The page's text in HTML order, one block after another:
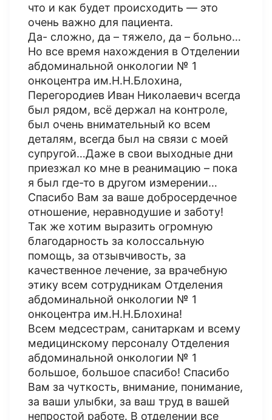
что и как будет происходить — это
очень важно для пациента.
Да- сложно, да – тяжело, да – больно…
Но все время нахождения в Отделении
абдоминальной онкологии № 1
онкоцентра им.Н.Н.Блохина,
Перегородиев Иван Николаевич всегда
был рядом, всё держал на контроле,
был очень внимательный ко всем
деталям, всегда был на связи с моей
супругой…Даже в свои выходные дни
приезжал ко мне в реанимацию – пока
я был где-то в другом измерении…
Спасибо Вам за ваше добросердечное
отношение, неравнодушие и заботу!
Так же хотим выразить огромную
благодарность за колоссальную
помощь, за отзывчивость, за
качественное лечение, за врачебную
этику всем сотрудникам Отделения
абдоминальной онкологии № 1
онкоцентра им.Н.Н.Блохина!
Всем медсестрам, санитаркам и всему
медицинскому персоналу Отделения
абдоминальной онкологии № 1
большое, большое спасибо! Спасибо
Вам за чуткость, внимание, понимание,
за ваши улыбки, за ваш труд в вашей
непростой работе. В отделении все